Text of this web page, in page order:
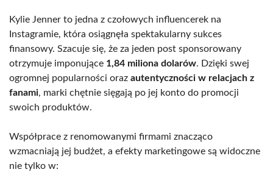
Kylie Jenner to jedna z czołowych influencerek na
Instagramie, która osiągnęła spektakularny sukces
finansowy. Szacuje się, że za jeden post sponsorowany
otrzymuje imponujące 1,84 miliona dolarów. Dzięki swej
ogromnej popularności oraz autentyczności w relacjach z
fanami, marki chętnie sięgają po jej konto do promocji
swoich produktów.
Współprace z renomowanymi firmami znacząco
wzmacniają jej budżet, a efekty marketingowe są widoczne
nie tylko w: